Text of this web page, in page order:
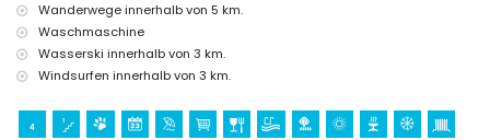
Wanderwege innerhalb von 5 km.
Waschmaschine
Wasserski innerhalb von 3 km.
Windsurfen innerhalb von 3 km.